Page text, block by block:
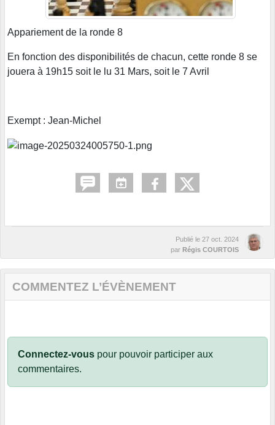
Appariement de la ronde 8
En fonction des disponibilités de chacun, cette ronde 8 se
jouera à 19h15 soit le lu 31 Mars, soit le 7 Avril
Exempt : Jean-Michel
Publié le 27 oct. 2024
par Régis COURTOIS
COMMENTEZ L’ÉVÈNEMENT
Connectez-vous pour pouvoir participer aux
commentaires.